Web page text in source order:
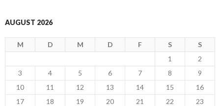
AUGUST 2026
M D M D F S
S
1
2
3
4 5 6 7 8
9
10
11 12 13 14 15
16
17
18 19 20 21 22
23